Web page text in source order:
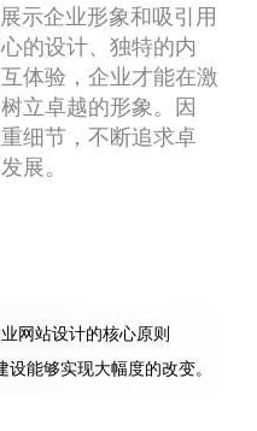
示企业形象和吸引用
的设计、独特的内
体验，企业才能在激
立卓越的形象。因
细节，不断追求卓
展。
网站设计的核心原则
能够实现大幅度的改变。